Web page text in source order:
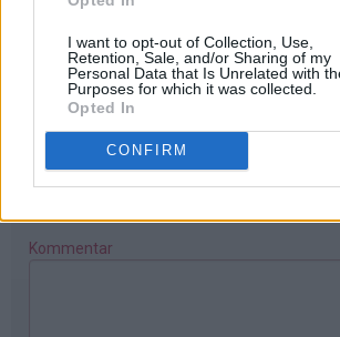
I want to opt-out of Collection, Use,
Retention, Sale, and/or Sharing of my
Personal Data that Is Unrelated with
Purposes for which it was collected.
Opted In
CONFIRM
Skriv ny kommentar
E-post
Hjemmeside
Kommentar